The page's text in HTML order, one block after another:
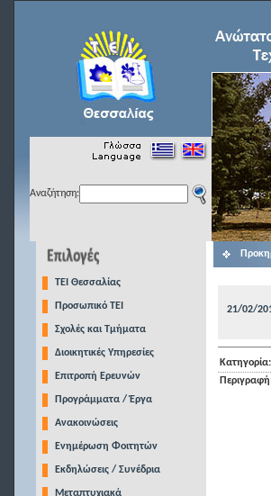
Αναζήτηση:
TEI Θεσσαλίας
Προσωπικό ΤΕΙ
Σχολές και Τμήματα
Διοικητικές Υπηρεσίες
Επιτροπή Ερευνών
Προγράμματα / Έργα
Ανακοινώσεις
Ενημέρωση Φοιτητών
Εκδηλώσεις / Συνέδρια
Μεταπτυχιακά
21/02/
Κατηγορία: